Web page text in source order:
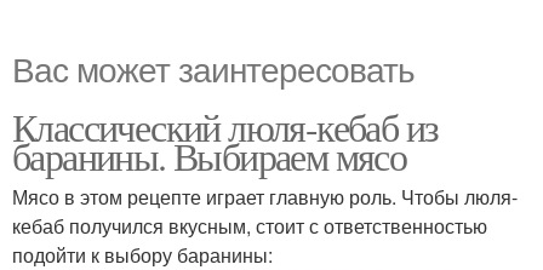
Вас может заинтересовать
Классический люля-кебаб из
баранины. Выбираем мясо
Мясо в этом рецепте играет главную роль. Чтобы люля-
кебаб получился вкусным, стоит с ответственностью
подойти к выбору баранины: